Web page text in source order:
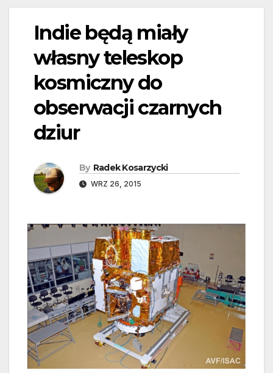
Indie będą miały
własny teleskop
kosmiczny do
obserwacji czarnych
dziur
By Radek Kosarzycki
WRZ 26, 2015